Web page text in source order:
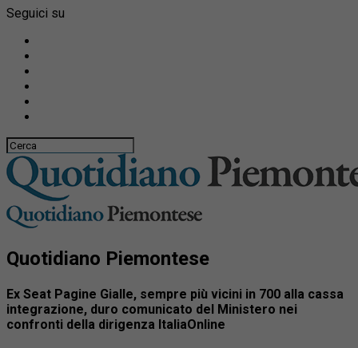
Seguici su
Quotidiano Piemontese
Ex Seat Pagine Gialle, sempre più vicini in 700 alla cassa
integrazione, duro comunicato del Ministero nei
confronti della dirigenza ItaliaOnline